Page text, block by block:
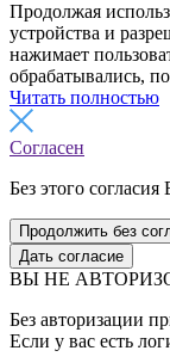
Продолжая
устройства и
нажимает
обрабатывались,
Читать полностью
Согласен
Без этого
Продолжить без
Дать согласие
ВЫ НЕ
Без авторизации
Если у вас есть